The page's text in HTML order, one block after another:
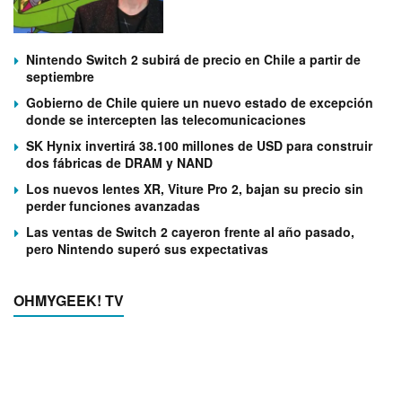
Nintendo Switch 2 subirá de precio en Chile a partir de
septiembre
Gobierno de Chile quiere un nuevo estado de excepción
donde se intercepten las telecomunicaciones
SK Hynix invertirá 38.100 millones de USD para construir
dos fábricas de DRAM y NAND
Los nuevos lentes XR, Viture Pro 2, bajan su precio sin
perder funciones avanzadas
Las ventas de Switch 2 cayeron frente al año pasado,
pero Nintendo superó sus expectativas
OHMYGEEK! TV